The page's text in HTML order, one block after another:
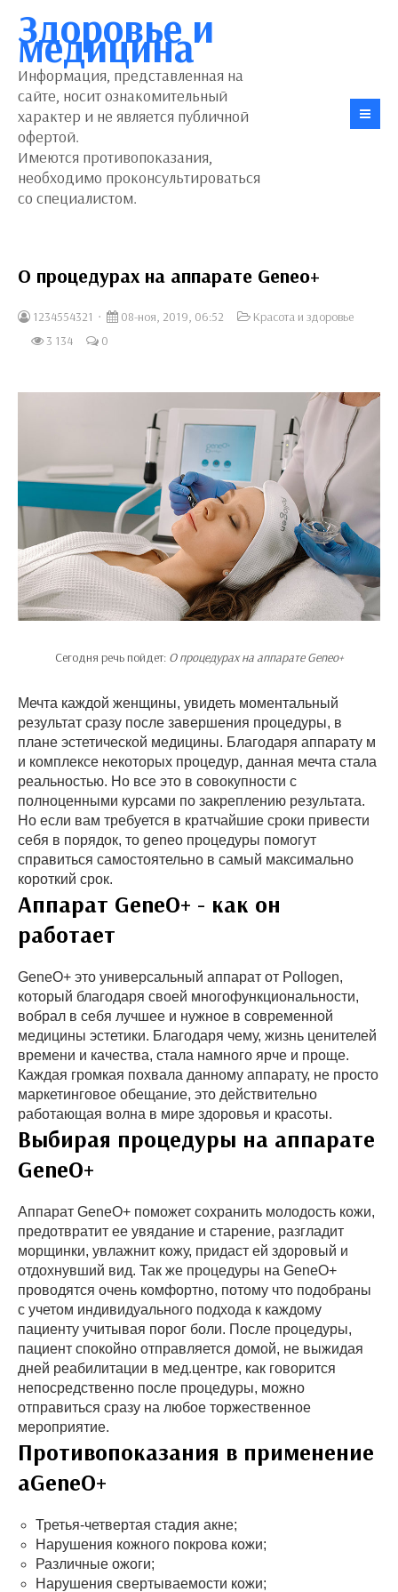
Здоровье и
медицина
Информация, представленная на
сайте, носит ознакомительный
характер и не является публичной
офертой.
Имеются противопоказания,
необходимо проконсультироваться
со специалистом.
О процедурах на аппарате Geneo+
1234554321 08-ноя, 2019, 06:52
Красота и здоровье
3 134
0
Сегодня речь пойдет: О процедурах на аппарате Geneo+
Мечта каждой женщины, увидеть моментальный
результат сразу после завершения процедуры, в
плане эстетической медицины. Благодаря аппарату м
и комплексе некоторых процедур, данная мечта стала
реальностью. Но все это в совокупности с
полноценными курсами по закреплению результата.
Но если вам требуется в кратчайшие сроки привести
себя в порядок, то geneo процедуры помогут
справиться самостоятельно в самый максимально
короткий срок.
Аппарат GeneO+ - как он
работает
GeneO+ это универсальный аппарат от Pollogen,
который благодаря своей многофункциональности,
вобрал в себя лучшее и нужное в современной
медицины эстетики. Благодаря чему, жизнь ценителей
времени и качества, стала намного ярче и проще.
Каждая громкая похвала данному аппарату, не просто
маркетинговое обещание, это действительно
работающая волна в мире здоровья и красоты.
Выбирая процедуры на аппарате
GeneO+
Аппарат GeneO+ поможет сохранить молодость кожи,
предотвратит ее увядание и старение, разгладит
морщинки, увлажнит кожу, придаст ей здоровый и
отдохнувший вид. Так же процедуры на GeneO+
проводятся очень комфортно, потому что подобраны
с учетом индивидуального подхода к каждому
пациенту учитывая порог боли. После процедуры,
пациент спокойно отправляется домой, не выжидая
дней реабилитации в мед.центре, как говорится
непосредственно после процедуры, можно
отправиться сразу на любое торжественное
мероприятие.
Противопоказания в применение
аGeneO+
Третья-четвертая стадия акне;
Нарушения кожного покрова кожи;
Различные ожоги;
Нарушения свертываемости кожи;